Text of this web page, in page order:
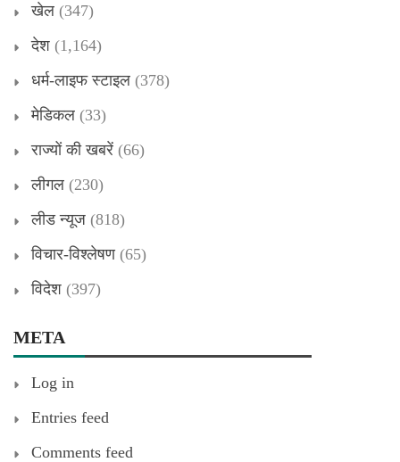
खेल (347)
देश (1,164)
धर्म-लाइफ स्टाइल (378)
मेडिकल (33)
राज्यों की खबरें (66)
लीगल (230)
लीड न्यूज (818)
विचार-विश्लेषण(65)
विदेश (397)
META
Log in
Entries feed
Comments feed